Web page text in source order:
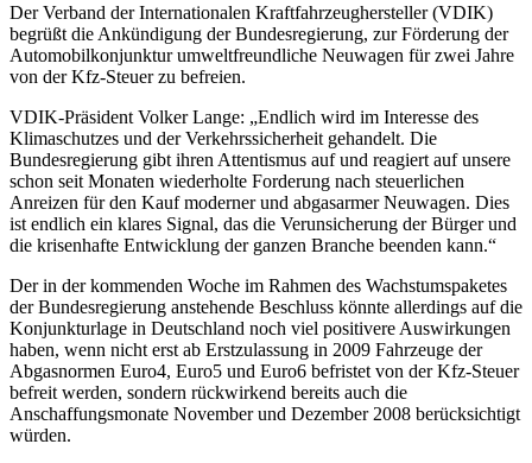
Der Verband der Internationalen Kraftfahrzeughersteller (VDIK)
begrüßt die Ankündigung der Bundesregierung, zur Förderung der
Automobilkonjunktur umweltfreundliche Neuwagen für zwei Jahre
von der Kfz-Steuer zu befreien.
VDIK-Präsident Volker Lange: „Endlich wird im Interesse des
Klimaschutzes und der Verkehrssicherheit gehandelt. Die
Bundesregierung gibt ihren Attentismus auf und reagiert auf unsere
schon seit Monaten wiederholte Forderung nach steuerlichen
Anreizen für den Kauf moderner und abgasarmer Neuwagen. Dies
ist endlich ein klares Signal, das die Verunsicherung der Bürger und
die krisenhafte Entwicklung der ganzen Branche beenden kann.“
Der in der kommenden Woche im Rahmen des Wachstumspaketes
der Bundesregierung anstehende Beschluss könnte allerdings auf die
Konjunkturlage in Deutschland noch viel positivere Auswirkungen
haben, wenn nicht erst ab Erstzulassung in 2009 Fahrzeuge der
Abgasnormen Euro4, Euro5 und Euro6 befristet von der Kfz-Steuer
befreit werden, sondern rückwirkend bereits auch die
Anschaffungsmonate November und Dezember 2008 berücksichtigt
würden.